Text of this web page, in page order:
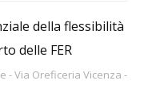
della flessibilità
delle FER
- Via Oreficeria Vicenza -